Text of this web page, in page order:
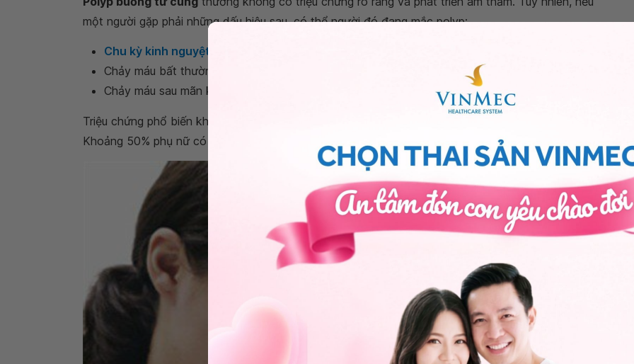
một người gặp phải những dấu hiệu sau, có thể người đó đang mắc polyp:
Chu kỳ kinh nguyệt không đều
Chảy máu bất thường trong
Chảy máu sau mãn kinh.
Triệu chứng phổ biến khi mắc polyp là kinh nguyệt không đều hoặc không thể dự đoán được.
Khoảng 50% phụ nữ có polyp buồng tử cung gặp phải tình trạng kinh nguyệt không đều.